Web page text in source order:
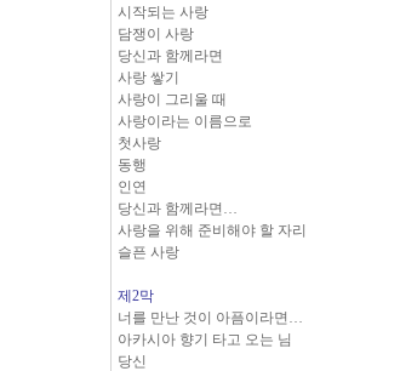
시작되는 사랑
담쟁이 사랑
당신과 함께라면
사랑 쌓기
사랑이 그리울 때
사랑이라는 이름으로
첫사랑
동행
인연
당신과 함께라면…
사랑을 위해 준비해야 할 자리
슬픈 사랑
제2막
너를 만난 것이 아픔이라면…
아카시아 향기 타고 오는 님
당신